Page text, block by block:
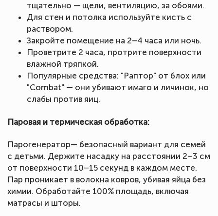
тщательно — щели, вентиляцию, за обоями.
Для стен и потолка используйте кисть с
раствором.
Закройте помещение на 2–4 часа или ночь.
Проветрите 2 часа, протрите поверхности
влажной тряпкой.
Популярные средства: "Раптор" от блох или
"Combat" — они убивают имаго и личинок, но
слабы против яиц.
Паровая и термическая обработка:
Парогенератор— безопасный вариант для семей
с детьми. Держите насадку на расстоянии 2–3 см
от поверхности 10–15 секунд в каждом месте.
Пар проникает в волокна ковров, убивая яйца без
химии. Обработайте 100% площадь, включая
матрасы и шторы.